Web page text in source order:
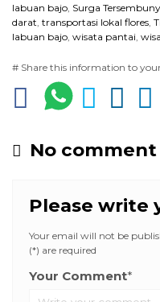
labuan bajo Surga
darat transportasi lokal flores
labuan bajo wisata pantai
# Share this information to
No
Please write
Your email will not be
(*) are required
Your Comment*